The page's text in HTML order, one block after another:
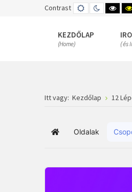
Contrast DEFAULT
MODE
NIGHT
MODE
HIGH
KEZDŐLAP
(Home) ( és
Itt vagy: Kezdőlap 12
FőoldalOldalak